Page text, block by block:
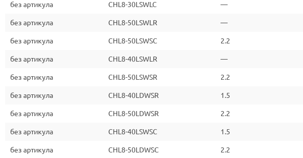
без артикула CHL8-30LSWLC —
без артикула CHL8-50LSWLR —
без артикула CHL8-50LSWSC 2.2
без артикула CHL8-40LSWLR —
без артикула CHL8-50LSWSR 2.2
без артикула CHL8-40LDWSR 1.5
без артикула CHL8-50LDWSR 2.2
без артикула CHL8-40LSWSC 1.5
без артикула CHL8-50LDWSC 2.2